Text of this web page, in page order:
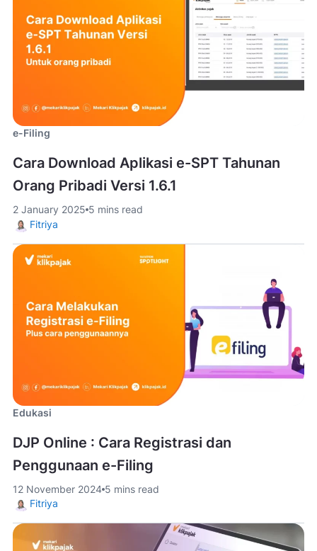
e-Filing
Cara Download Aplikasi e-SPT Tahunan
Orang Pribadi Versi 1.6.1
2 January 2025 5 mins read
Fitriya
Edukasi
DJP Online : Cara Registrasi dan
Penggunaan e-Filing
12 November 2024 5 mins read
Fitriya